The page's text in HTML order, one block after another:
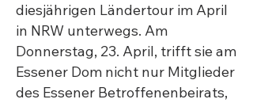
diesjährigen Ländertour im April
in NRW unterwegs. Am
Donnerstag, 23. April, trifft sie am
Essener Dom nicht nur Mitglieder
des Essener Betroffenenbeirats,